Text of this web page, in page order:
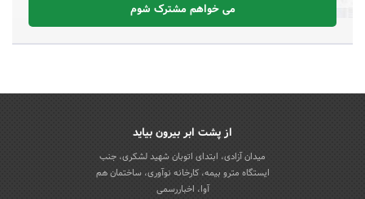
می خواهم مشترک شوم
از پشت ابر بیرون بیاید
میدان آزادی، ابتدای اتوبان شهید لشکری، جنب
ایستگاه مترو بیمه، کارخانه نوآوری، ساختمان هم
آوا، اخباررسمی